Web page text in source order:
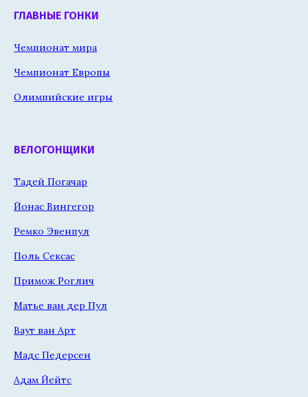
ГЛАВНЫЕ ГОНКИ
Чемпионат мира
Чемпионат Европы
Олимпийские игры
ВЕЛОГОНЩИКИ
Тадей Погачар
Йонас Вингегор
Ремко Эвенпул
Поль Сексас
Примож Роглич
Матье ван дер Пул
Ваут ван Арт
Мадс Педерсен
Адам Йейтс